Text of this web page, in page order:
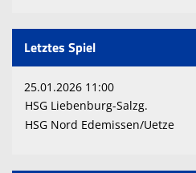
Letztes Spiel
25.01.2026 11:00
HSG Liebenburg-Salzg.
HSG Nord Edemissen/Uetze